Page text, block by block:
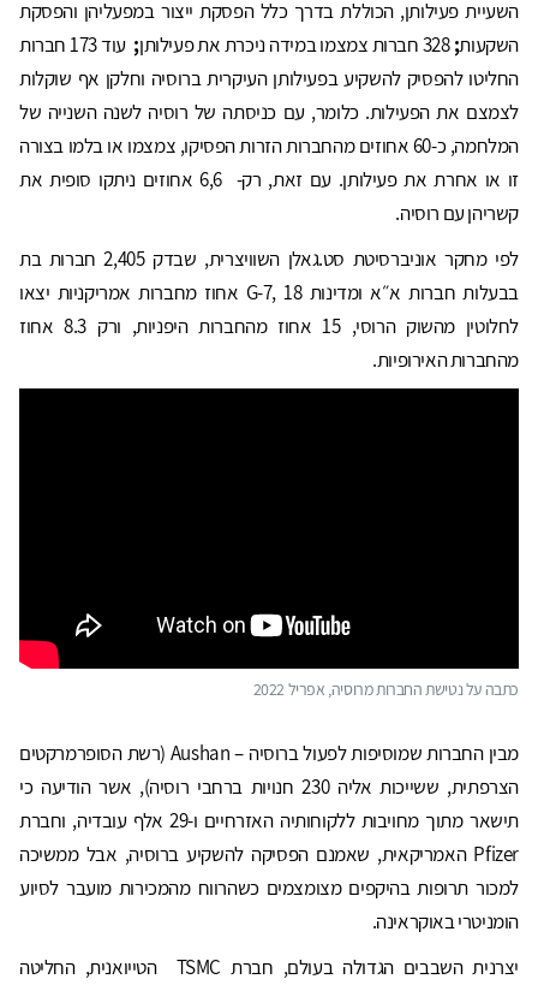
השעיית פעילותן, הכוללת בדרך כלל הפסקת ייצור במפעליהן והפסקת
השקעות;328 חברות צמצמו במידה ניכרת את פעילותן ;
עוד 173 חברות
החליטו להפסיק להשקיע בפעילותן העיקרית ברוסיה וחלקן אף שוקלות
לצמצם את הפעילות. כלומר, עם כניסתה של רוסיה לשנה השנייה של
המלחמה, כ-60 אחוזים מהחברות הזרות הפסיקו, צמצמו או בלמו בצורה
זו או אחרת את פעילותן. עם זאת, רק- 6,6 אחוזים ניתקו סופית את
קשריהן עם רוסיה.
לפי מחקר אוניברסיטת סט.גאלן השוויצרית, שבדק 2,405 חברות בת
בבעלות חברות א״א ומדינות G-7, 18 אחוז מחברות אמריקניות יצאו
לחלוטין מהשוק הרוסי, 15 אחוז מהחברות היפניות, ורק 8.3 אחוז
מהחברות האירופיות.
כתבה על נטישת החברות מרוסיה, אפריל 2022
מבין החברות שמוסיפות לפעול ברוסיה – Aushan (רשת הסופרמרקטים
הצרפתית, ששייכות אליה 230 חנויות ברחבי רוסיה), אשר הודיעה כי
תישאר מתוך מחויבות ללקוחותיה האזרחיים ו-29 אלף עובדיה, וחברת
Pfizer האמריקאית, שאמנם הפסיקה להשקיע ברוסיה, אבל ממשיכה
למכור תרופות בהיקפים מצומצמים כשהרווח מהמכירות מועבר לסיוע
הומניטרי באוקראינה.
יצרנית השבבים הגדולה בעולם, חברת TSMC הטייואנית, החליטה